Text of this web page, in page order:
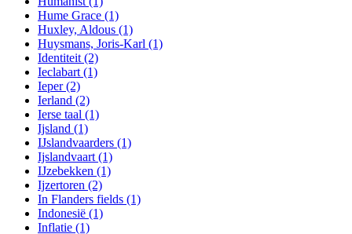
Hume Grace (1)
Huxley, Aldous (1)
Huysmans, Joris-Karl (1)
Identiteit (2)
Ieclabart (1)
Ieper(2)
Ierland (2)
Ierse taal (1)
Ijsland (1)
IJslandvaarders (1)
Ijslandvaart (1)
IJzebekken (1)
Ijzertoren (2)
In Flanders fields (1)
Indonesië (1)
Inflatie (1)